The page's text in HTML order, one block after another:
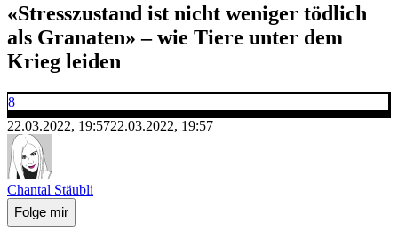
«Stresszustand ist nicht weniger tödlich
als Granaten» – wie Tiere unter dem
Krieg leiden
8
22.03.2022, 19:5722.03.2022, 19:57
Chantal Stäubli
Folge mir